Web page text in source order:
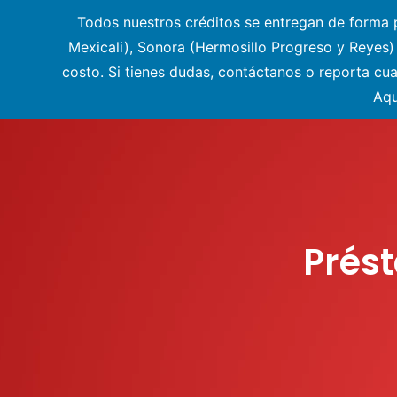
Todos nuestros créditos se entregan de forma
Mexicali), Sonora (Hermosillo Progreso y
costo. Si tienes dudas, contáctanos o reporta